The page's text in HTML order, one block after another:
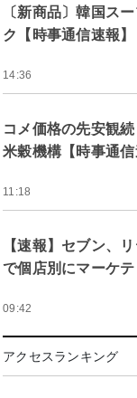
〔新商品〕韓国ス
ク【時事通信速報】
14:36
コメ価格の先安観
米穀機構【時事通信
11:18
【速報】セブン、
で個店別にマーケ
09:42
アクセスランキング